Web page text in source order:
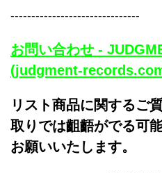
-------------------------------
お問い合わせ -
(judgment-
リスト商品に関するご
取りでは齟齬がでる可
お願いいたします。